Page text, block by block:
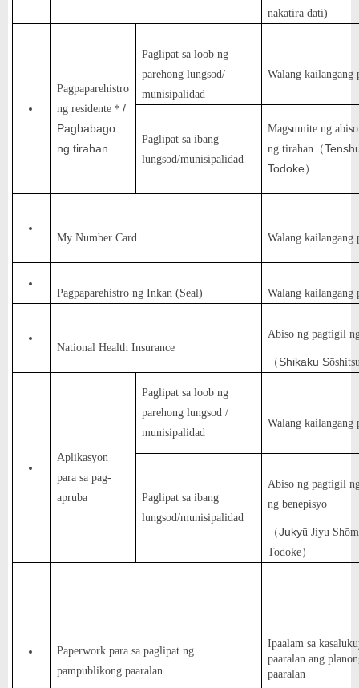
nakatira dati)
Pagpaparehistro
ng residente ＊/
Pagbabago
ng tirahan
Paglipat sa loob ng
parehong lungsod/
munisipalidad
Walang kailangang
Paglipat sa ibang
lungsod/munisipalidad
Magsumite ng
ng tirahan （
Todoke ）
My Number Card Walang kailangang
Pagpaparehistro ng Inkan (Seal) Walang kailangang
National Health Insurance
Abiso ng pagtigil
（ Shikaku Sō
Aplikasyon
para sa pag-
apruba
Paglipat sa loob ng
parehong lungsod /
munisipalidad
Walang kailangang
Paglipat sa ibang
lungsod/munisipalidad
Abiso ng pagtigil
ng benepisyo
（Jukyū Jiyu Shō
Todoke）
Paperwork para sa paglipat ng
pampublikong paaralan
Ipaalam sa
paaralan ang
paaralan